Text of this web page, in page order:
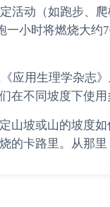
活动（如跑步、
一小时将燃烧大
应用生理学杂志
在不同坡度下使
山坡或山的坡度
的卡路里。从那